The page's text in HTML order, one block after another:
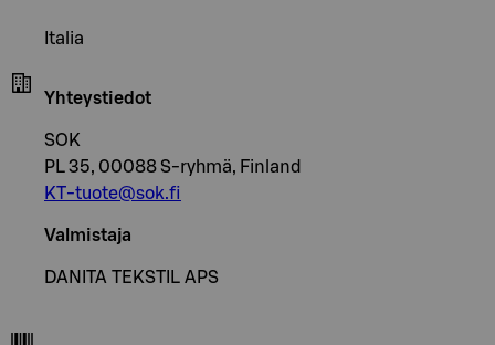
Italia
Yhteystiedot
SOK
PL 35, 00088 S-ryhmä, Finland
KT-tuote@sok.fi
Valmistaja
DANITA TEKSTIL APS